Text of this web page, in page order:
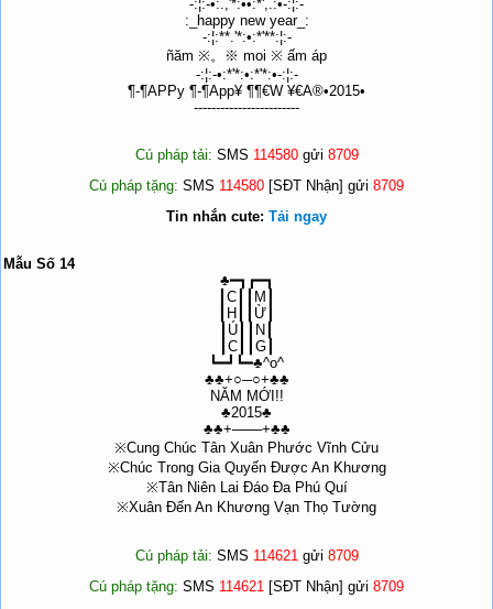
-:¦:-•:.,'*:••:*',.:•-:¦:-
:_happy new year_:
-:¦:**.'*:•:*'**:¦:-
ñăm ※。※ moi ※ ấm áp
-:¦:-•:*'*:•:*'*:•-:¦:-
¶-¶APPy ¶-¶App¥ ¶¶€W ¥€A®•2015•
------------------------
Cú pháp tải: SMS 114580gửi 8709
Cú pháp tặng: SMS 114580 [SĐT Nhận] gửi 8709
Tin nhắn cute: Tải ngay
Mẫu Số 14
♣━┓┏━┓
┃C┃┃M┃
┃H┃┃Ừ┃
┃Ú┃┃N┃
┃C┃┃G┃
┗━┛┗━♣^o^
♣♣+○─○+♣♣
NĂM MỚI!!
♣2015♣
♣♣+───+♣♣
※Cung Chúc Tân Xuân Phước Vĩnh Cửu
※Chúc Trong Gia Quyến Được An Khương
※Tân Niên Lai Đáo Đa Phú Quí
※Xuân Đến An Khương Vạn Thọ Tường
Cú pháp tải: SMS 114621gửi 8709
Cú pháp tặng: SMS 114621 [SĐT Nhận] gửi 8709